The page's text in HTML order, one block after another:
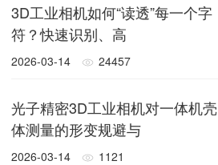
3D工业相机如何“读透”每一个字
符？快速识别、高
2026-03-14 24457
光子精密3D工业相机对一体机壳
体测量的形变规避与
2026-03-14 1121